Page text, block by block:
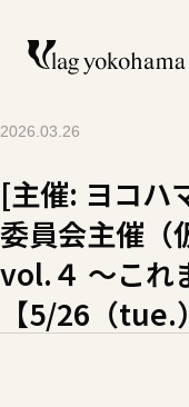
[主催: ヨコハ
委員会主催（
vol.４ 〜これ
【5/26（tue.
2026.03.26